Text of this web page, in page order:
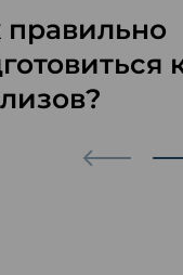
правильно